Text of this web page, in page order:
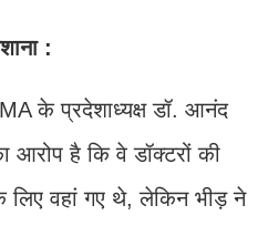
:
के प्रदेशाध्यक्ष डॉ. आनंद
आरोप है कि वे डॉक्टरों की
लिए वहां गए थे, लेकिन भीड़ ने